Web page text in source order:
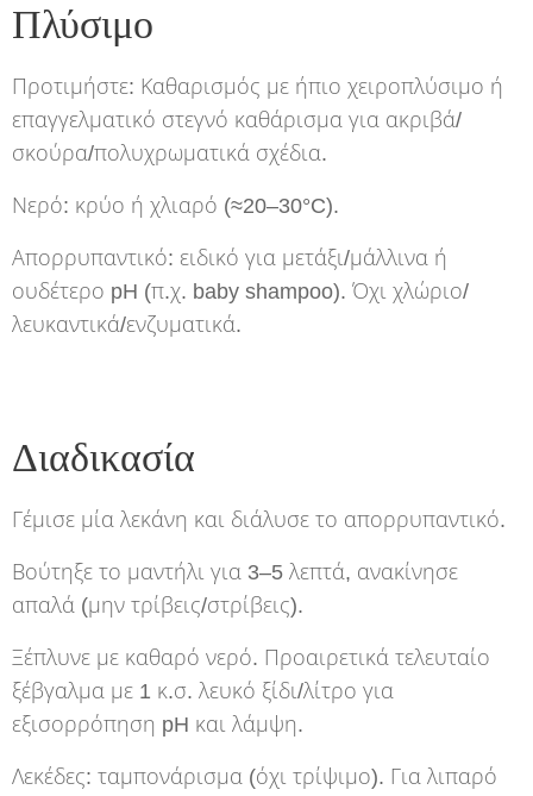
Πλύσιμο
Προτιμήστε: Καθαρισμός με ήπιο χειροπλύσιμο ή
επαγγελματικό στεγνό καθάρισμα για ακριβά/
σκούρα/πολυχρωματικά σχέδια.
Νερό: κρύο ή χλιαρό (≈20–30°C).
Απορρυπαντικό: ειδικό για μετάξι/μάλλινα ή
ουδέτερο pH (π.χ. baby shampoo). Όχι χλώριο/
λευκαντικά/ενζυματικά.
Διαδικασία
Γέμισε μία λεκάνη και διάλυσε το απορρυπαντικό.
Βούτηξε το μαντήλι για 3–5 λεπτά, ανακίνησε
απαλά (μην τρίβεις/στρίβεις).
Ξέπλυνε με καθαρό νερό. Προαιρετικά τελευταίο
ξέβγαλμα με 1 κ.σ. λευκό ξίδι/λίτρο για
εξισορρόπηση pH και λάμψη.
Λεκέδες: ταμπονάρισμα (όχι τρίψιμο). Για λιπαρό